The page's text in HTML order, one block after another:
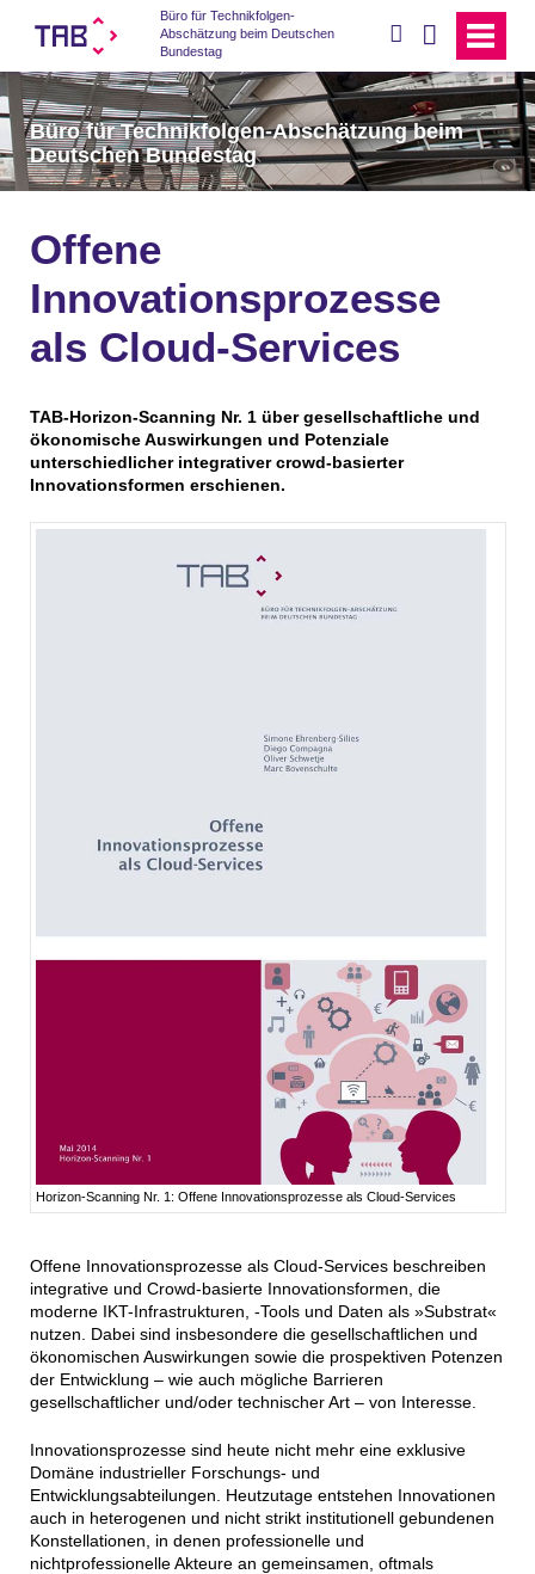
Büro für Technikfolgen-
Abschätzung beim Deutschen
Bundestag
Büro für Technikfolgen-Abschätzung beim
Deutschen Bundestag
Offene
Innovationsprozesse
als Cloud-Services
TAB-Horizon-Scanning Nr. 1 über gesellschaftliche und
ökonomische Auswirkungen und Potenziale
unterschiedlicher integrativer crowd-basierter
Innovationsformen erschienen.
Horizon-Scanning Nr. 1: Offene Innovationsprozesse als Cloud-Services
Offene Innovationsprozesse als Cloud-Services beschreiben
integrative und Crowd-basierte Innovationsformen, die
moderne IKT-Infrastrukturen, -Tools und Daten als »Substrat«
nutzen. Dabei sind insbesondere die gesellschaftlichen und
ökonomischen Auswirkungen sowie die prospektiven Potenzen
der Entwicklung – wie auch mögliche Barrieren
gesellschaftlicher und/oder technischer Art – von Interesse.
Innovationsprozesse sind heute nicht mehr eine exklusive
Domäne industrieller Forschungs- und
Entwicklungsabteilungen. Heutzutage entstehen Innovationen
auch in heterogenen und nicht strikt institutionell gebundenen
Konstellationen, in denen professionelle und
nichtprofessionelle Akteure an gemeinsamen, oftmals